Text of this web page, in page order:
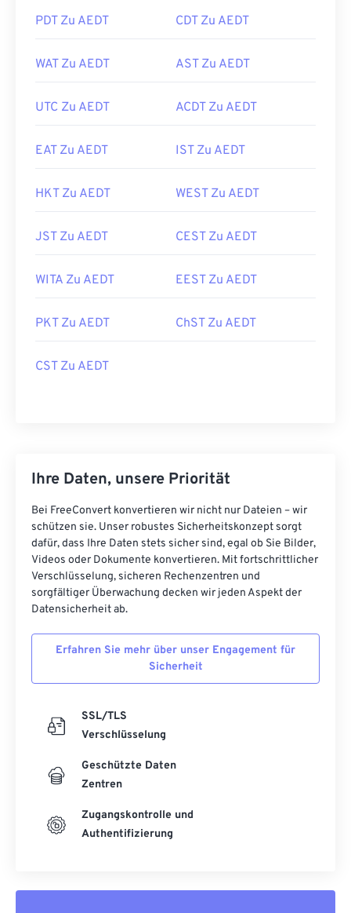
PDT Zu AEDT CDT Zu AEDT
WAT Zu AEDT AST Zu AEDT
UTC Zu AEDT ACDT Zu AEDT
EAT Zu AEDT IST Zu AEDT
HKT Zu AEDT WEST Zu AEDT
JST Zu AEDT CEST Zu AEDT
WITA Zu AEDT EEST Zu AEDT
PKT Zu AEDT ChST Zu AEDT
CST Zu AEDT
Ihre Daten, unsere Priorität
Bei FreeConvert konvertieren wir nicht nur Dateien – wir
schützen sie. Unser robustes Sicherheitskonzept sorgt
dafür, dass Ihre Daten stets sicher sind, egal ob Sie Bilder,
Videos oder Dokumente konvertieren. Mit fortschrittlicher
Verschlüsselung, sicheren Rechenzentren und
sorgfältiger Überwachung decken wir jeden Aspekt der
Datensicherheit ab.
Erfahren Sie mehr über unser Engagement für
Sicherheit
SSL/TLS
Verschlüsselung
Geschützte Daten
Zentren
Zugangskontrolle und
Authentifizierung